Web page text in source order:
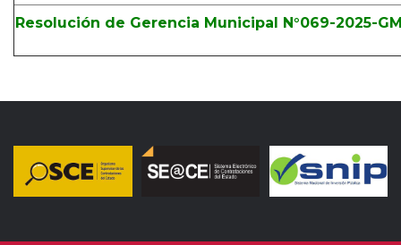
Resolución de Gerencia Municipal N°069-2025-